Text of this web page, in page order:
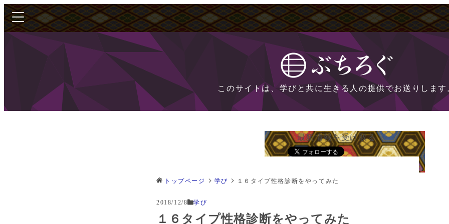
このサイトは、学びと共に生きる人の提供でお送りします
最新情報を受け取る
トップページ 学び １６タイプ性格診断をやってみた
2018/12/8 学び
１６タイプ性格診断をやってみた